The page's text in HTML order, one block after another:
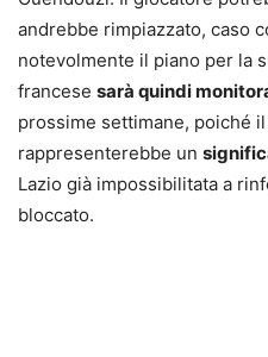
andrebbe rimpiazzato, caso
notevolmente il piano per la
francese sarà quindi
prossime settimane, poiché
rappresenterebbe un
Lazio già impossibilitata a
bloccato.